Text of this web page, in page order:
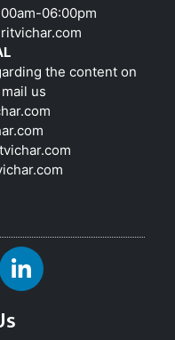
06:00pm
the content on
us